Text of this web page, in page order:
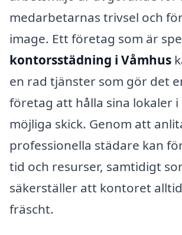
medarbetarnas trivsel och
image. Ett företag som är
kontorsstädning i Våmhus
en rad tjänster som gör det
företag att hålla sina lokaler i
möjliga skick. Genom att
professionella städare kan
tid och resurser, samtidigt
säkerställer att kontoret
fräscht.